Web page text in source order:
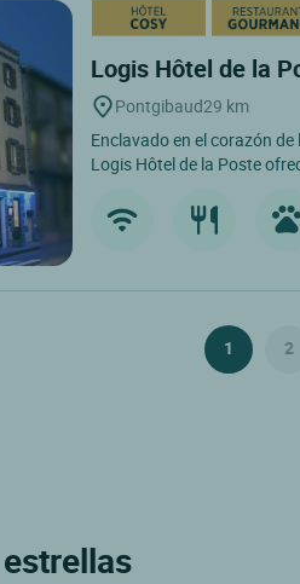
Logis Hôtel de la
Pontgibaud29 km
Enclavado en el corazón
Logis Hôtel de la Poste
1 2